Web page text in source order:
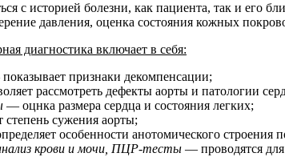
с историей болезни, как пациента, так и его
давления, оценка состояния кожных
диагностика включает в себя:
признаки декомпенсации;
рассмотреть дефекты аорты и патологии
— оцнка размера сердца и состояния легких;
сужения аорты;
особенности анотомического строения
крови и мочи, ПЦР-тесты — проводятся